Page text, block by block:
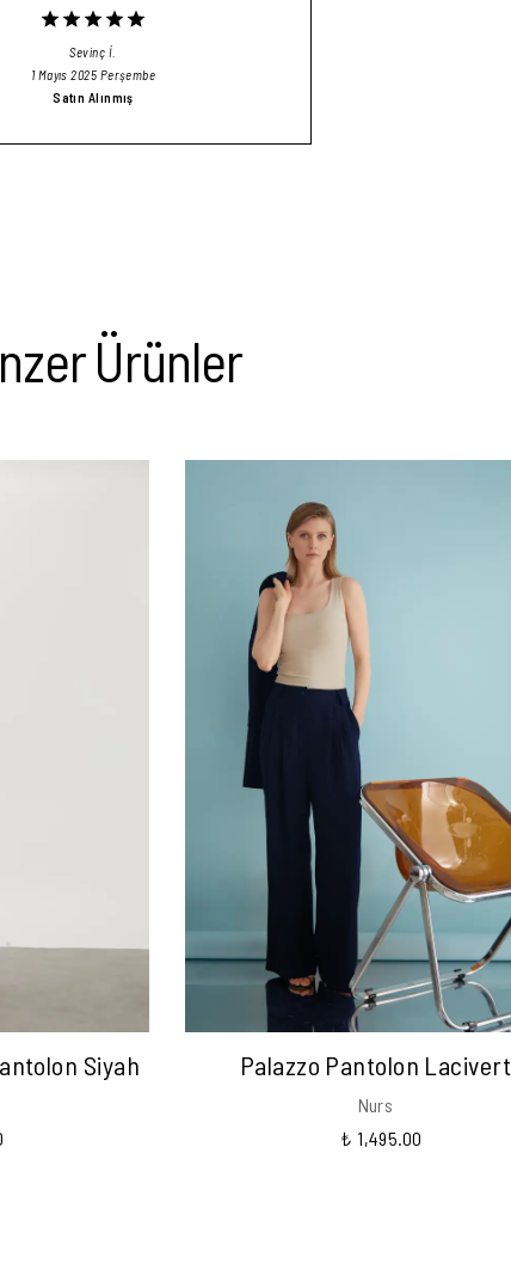
Sevinç İ.
1 Mayıs 2025 Perşembe
Satın Alınmış
Ürünler
Siyah Palazzo Pantolon Lacivert
Nurs
₺ 1,495.00